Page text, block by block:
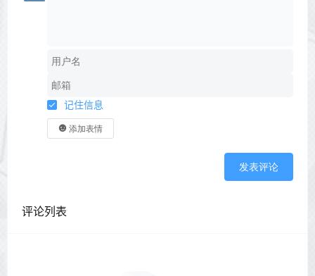
记住信息
添加表情
发表评论
评论列表